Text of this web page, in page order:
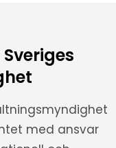
med ansvar